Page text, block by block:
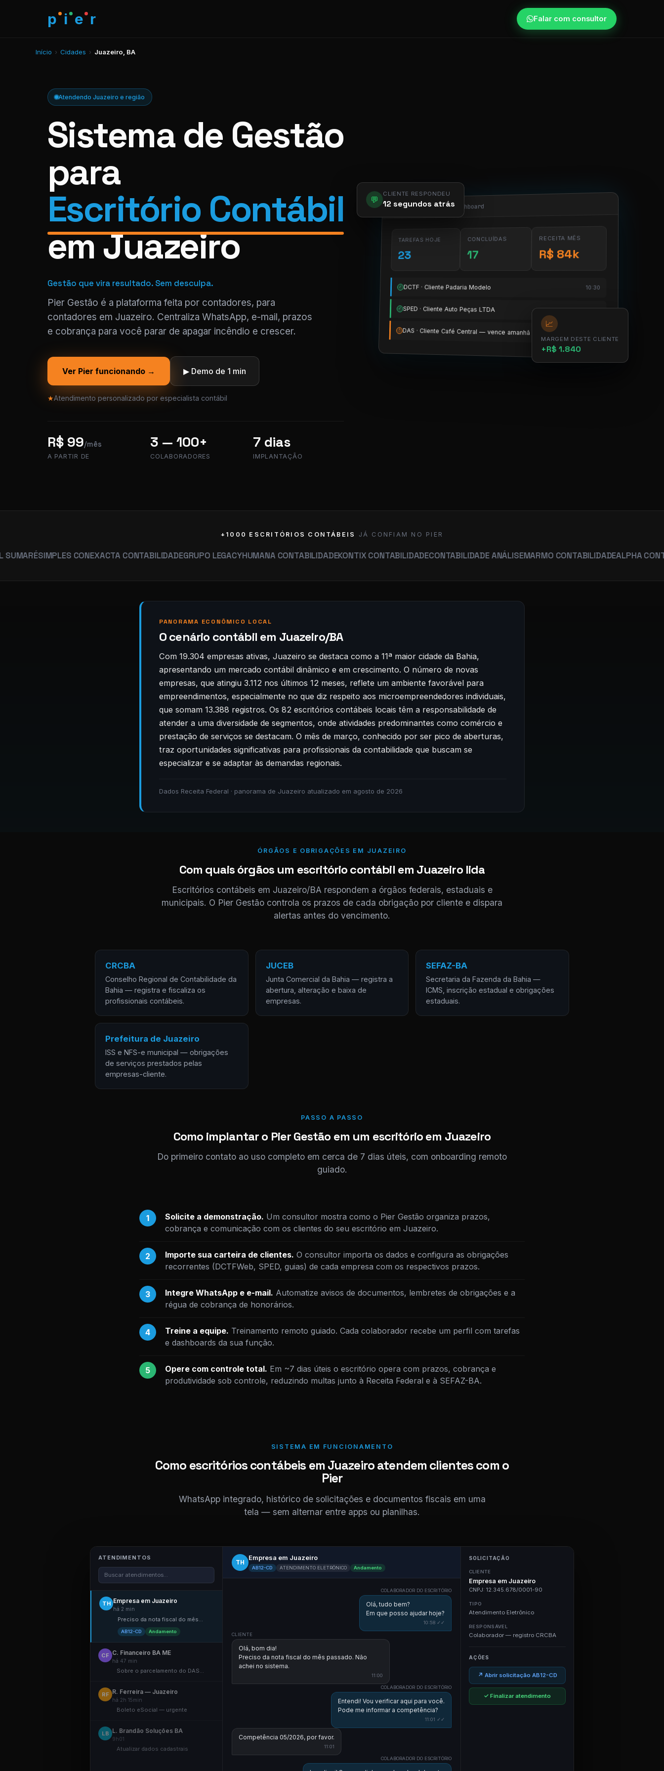
p i e r Falar com consultor
Início › Cidades › Juazeiro, BA
Atendendo Juazeiro e região
Sistema de Gestão
para
Escritório Contábil
em Juazeiro
Gestão que vira resultado. Sem desculpa.
Pier Gestão é a plataforma feita por contadores, para
contadores em Juazeiro. Centraliza WhatsApp, e-mail, prazos
e cobrança para você parar de apagar incêndio e crescer.
Ver Pier funcionando → ▶ Demo de 1 min
★Atendimento personalizado por especialista contábil
R$ 99/mês
A PARTIR DE
3 — 100+
COLABORADORES
7 dias
IMPLANTAÇÃO
💬 12 segundos atrás
app.pier.mobi/dashboard
TAREFAS HOJE
23
CONCLUÍDAS
17
RECEITA MÊS
R$ 84k
✓ DCTF · Cliente Padaria Modelo 10:30
✓ SPED · Cliente Auto Peças LTDA 11:15
! DAS · Cliente Café Central — vence amanhã
📈
MARGEM DESTE CLIENTE
+R$ 1.840
+1000 ESCRITÓRIOS CONTÁBEIS JÁ CONFIAM NO PIER
SIMPLES CONEXACTA CONTABILIDADEGRUPO LEGACY HUMANA CONTABILIDADEKONTIX CONTABILIDADECONTABILIDADE ANÁLISEMARMO CONTABILIDADEALPHA
PANORAMA ECONÔMICO LOCAL
O cenário contábil em Juazeiro/BA
Com 19.304 empresas ativas, Juazeiro se destaca como a 11ª maior cidade da Bahia,
apresentando um mercado contábil dinâmico e em crescimento. O número de novas
empresas, que atingiu 3.112 nos últimos 12 meses, reflete um ambiente favorável para
empreendimentos, especialmente no que diz respeito aos microempreendedores individuais,
que somam 13.388 registros. Os 82 escritórios contábeis locais têm a responsabilidade de
atender a uma diversidade de segmentos, onde atividades predominantes como comércio e
prestação de serviços se destacam. O mês de março, conhecido por ser pico de aberturas,
traz oportunidades significativas para profissionais da contabilidade que buscam se
especializar e se adaptar às demandas regionais.
Dados Receita Federal · panorama de Juazeiro atualizado em agosto de 2026
ÓRGÃOS E OBRIGAÇÕES EM JUAZEIRO
Com quais órgãos um escritório contábil em Juazeiro lida
Escritórios contábeis em Juazeiro/BA respondem a órgãos federais, estaduais e
municipais. O Pier Gestão controla os prazos de cada obrigação por cliente e dispara
alertas antes do vencimento.
CRCBA
Conselho Regional de Contabilidade da
Bahia — registra e fiscaliza os
profissionais contábeis.
JUCEB
Junta Comercial da Bahia — registra a
abertura, alteração e baixa de
empresas.
SEFAZ-BA
Secretaria da Fazenda da Bahia —
ICMS, inscrição estadual e obrigações
estaduais.
Prefeitura de Juazeiro
ISS e NFS-e municipal — obrigações
de serviços prestados pelas
empresas-cliente.
PASSO A PASSO
Como implantar o Pier Gestão em um escritório em Juazeiro
Do primeiro contato ao uso completo em cerca de 7 dias úteis, com onboarding remoto
guiado.
1 Solicite a demonstração. Um consultor mostra como o Pier Gestão organiza prazos,
cobrança e comunicação com os clientes do seu escritório em Juazeiro.
2 Importe sua carteira de clientes. O consultor importa os dados e configura as obrigações
recorrentes (DCTFWeb, SPED, guias) de cada empresa com os respectivos prazos.
3 Integre WhatsApp e e-mail. Automatize avisos de documentos, lembretes de obrigações e a
régua de cobrança de honorários.
4 Treine a equipe. Treinamento remoto guiado. Cada colaborador recebe um perfil com tarefas
e dashboards da sua função.
5 Opere com controle total. Em ~7 dias úteis o escritório opera com prazos, cobrança e
produtividade sob controle, reduzindo multas junto à Receita Federal e à SEFAZ-BA.
SISTEMA EM FUNCIONAMENTO
Como escritórios contábeis em Juazeiro atendem clientes com o
Pier
WhatsApp integrado, histórico de solicitações e documentos fiscais em uma
tela — sem alternar entre apps ou planilhas.
ATENDIMENTOS
Buscar atendimentos...
TH Empresa em Juazeiro
há 2 min
Preciso da nota fiscal do mês...
AB12-CD Andamento
CF C. Financeiro BA ME
há 47 min
Sobre o parcelamento do DAS...
RF R. Ferreira — Juazeiro
há 2h 15min
Boleto eSocial — urgente
LB L. Brandão Soluções BA
9h01
Atualizar dados cadastrais
TH
Empresa em Juazeiro
AB12-CD ATENDIMENTO ELETRÔNICO Andamento
COLABORADOR DO ESCRITÓRIO
Olá, tudo bem?
Em que posso ajudar hoje?
10:58 ✓✓
CLIENTE
Olá, bom dia!
Preciso da nota fiscal do mês passado. Não
achei no sistema.
11:00
COLABORADOR DO ESCRITÓRIO
Entendi! Vou verificar aqui para você.
Pode me informar a competência?
11:01 ✓✓
Competência 05/2026, por favor.
11:01
COLABORADOR DO ESCRITÓRIO
SOLICITAÇÃO
CLIENTE
Empresa em Juazeiro
CNPJ: 12.345.678/0001-90
TIPO
Atendimento Eletrônico
RESPONSÁVEL
Colaborador — registro CRCBA
AÇÕES
↗ Abrir solicitação AB12-CD
✓ Finalizar atendimento